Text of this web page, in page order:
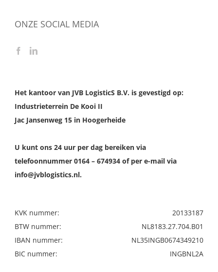
ONZE SOCIAL MEDIA
Het kantoor van JVB LogisticS B.V. is gevestigd op:
Industrieterrein De Kooi II
Jac Jansenweg 15 in Hoogerheide
U kunt ons 24 uur per dag bereiken via
telefoonnummer 0164 – 674934 of per e-mail via
info@jvblogistics.nl.
KVK nummer:
20133187
BTW nummer:
NL8183.27.704.B01
IBAN nummer:
NL35INGB0674349210
BIC nummer:
INGBNL2A